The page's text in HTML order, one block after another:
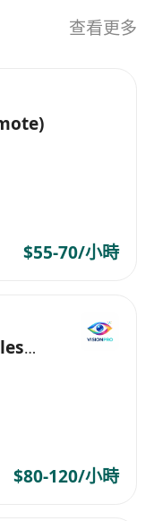
查看更多
$55-70/小時
$80-120/小時